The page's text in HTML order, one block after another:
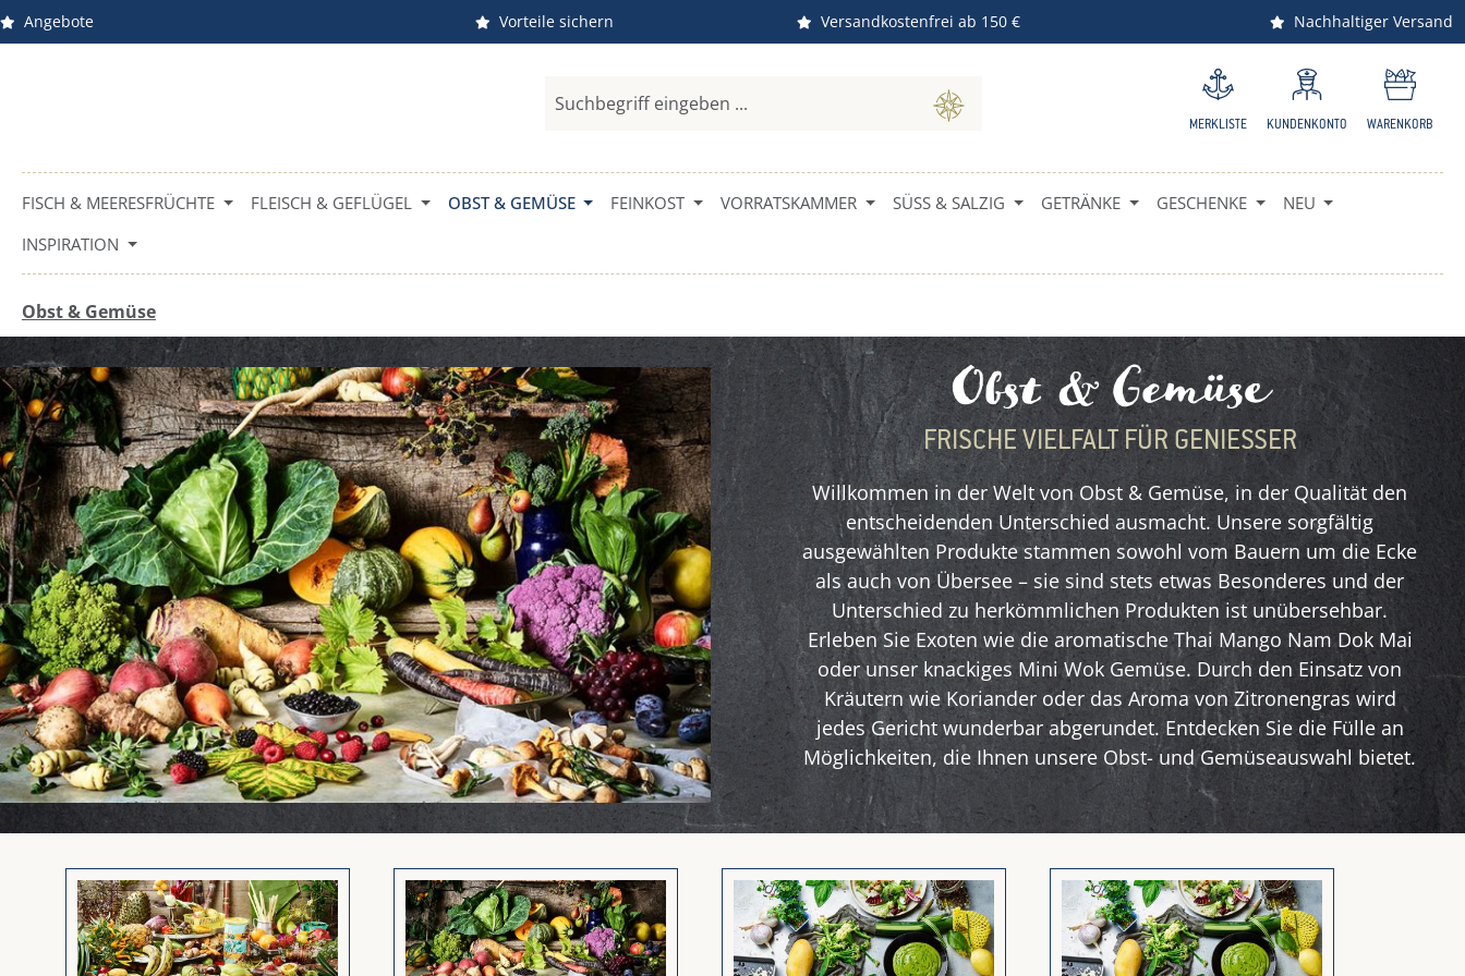
Hauptinhalt springen
Zur Suche springen
Zur Hauptnavigation springen
Angebote Vorteile sichern Versandkostenfrei ab 150 € Nachhaltiger Versand
MERKLISTE KUNDENKONTO WARENKORB
FISCH & MEERESFRÜCHTE FLEISCH & GEFLÜGEL OBST & GEMÜSE FEINKOST VORRATSKAMMER SÜSS & SALZIG GETRÄNKE GESCHENKE
NEU
INSPIRATION
Obst & Gemüse
Obst & Gemüse
FRISCHE VIELFALT FÜR GENIESSER
Willkommen in der Welt von Obst & Gemüse, in der Qualität den
entscheidenden Unterschied ausmacht. Unsere sorgfältig
ausgewählten Produkte stammen sowohl vom Bauern um die Ecke
als auch von Übersee – sie sind stets etwas Besonderes und der
Unterschied zu herkömmlichen Produkten ist unübersehbar.
Erleben Sie Exoten wie die aromatische Thai Mango Nam Dok Mai
oder unser knackiges Mini Wok Gemüse. Durch den Einsatz von
Kräutern wie Koriander oder das Aroma von Zitronengras wird
jedes Gericht wunderbar abgerundet. Entdecken Sie die Fülle an
Möglichkeiten, die Ihnen unsere Obst- und Gemüseauswahl bietet.